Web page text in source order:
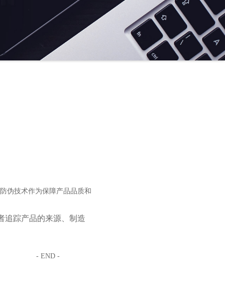
伪技术作为保障产品品质和
追踪产品的来源、制造
- END -